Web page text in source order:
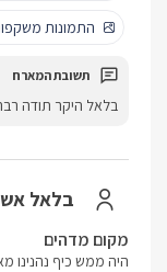
התמונות
בלאל היקר תודה
בלאל
מקום מדהים
היה ממש כיף נהנינו